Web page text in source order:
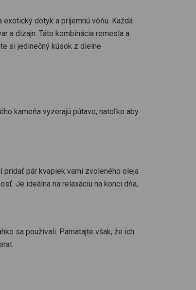
dotyk a príjemnú vôňu. Každá
a dizajn. Táto kombinácia remesla a
si jedinečný kúsok z dielne
kameňa vyzerajú pútavo, natoľko aby
pridať pár kvapiek vami zvoleného oleja
Je ideálna na relaxáciu na konci dňa,
sa používali. Pamätajte však, že ich